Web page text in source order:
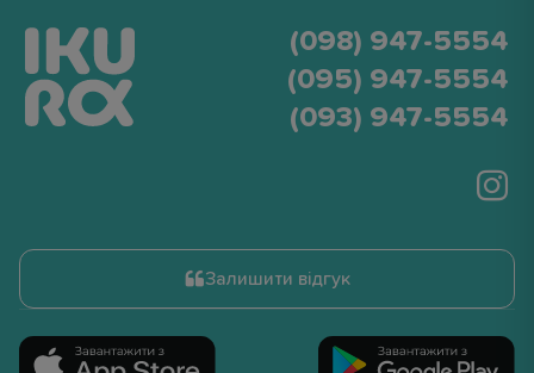
(098) 947-5554
(095) 947-5554
(093) 947-5554
Залишити відгук